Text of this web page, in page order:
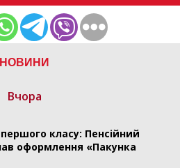
НОВИНИ
Вчора
класу: Пенсійний
оформлення «Пакунка